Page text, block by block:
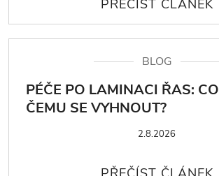
BLOG
PÉČE PO LAMINACI ŘAS:
ČEMU SE VYHNOUT?
2.8.2026